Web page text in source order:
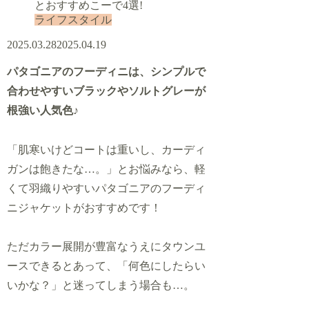
ライフスタイル
2025.03.282025.04.19
パタゴニアのフーディニは、シンプルで
合わせやすいブラックやソルトグレーが
根強い人気色♪
「肌寒いけどコートは重いし、カーディ
ガンは飽きたな…。」とお悩みなら、軽
くて羽織りやすいパタゴニアのフーディ
ニジャケットがおすすめです！
ただカラー展開が豊富なうえにタウンユ
ースできるとあって、「何色にしたらい
いかな？」と迷ってしまう場合も…。